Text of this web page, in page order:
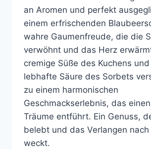
an Aromen und perfekt
einem erfrischenden
wahre Gaumenfreude, die die
verwöhnt und das Herz
cremige Süße des Kuchens
lebhafte Säure des Sorbets
zu einem harmonischen
Geschmackserlebnis, das
Träume entführt. Ein Genuss,
belebt und das Verlangen nach
weckt.